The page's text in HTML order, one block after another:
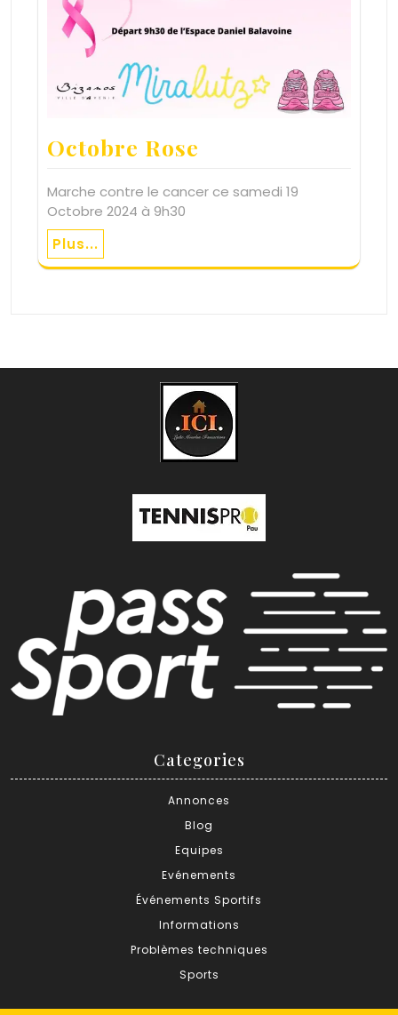
Octobre Rose
Marche contre le cancer ce samedi 19
Octobre 2024 à 9h30
Plus...
Categories
Annonces
Blog
Equipes
Evénements
Événements Sportifs
Informations
Problèmes techniques
Sports